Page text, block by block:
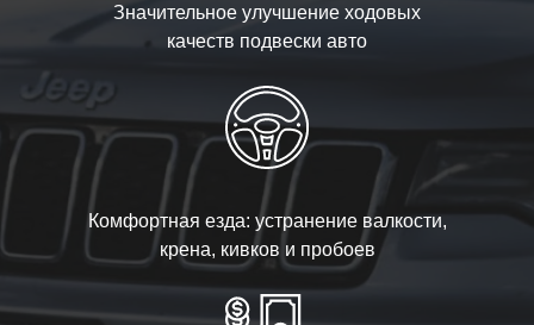
Значительное улучшение ходовых
качеств подвески авто
Комфортная езда: устранение валкости,
крена, кивков и пробоев